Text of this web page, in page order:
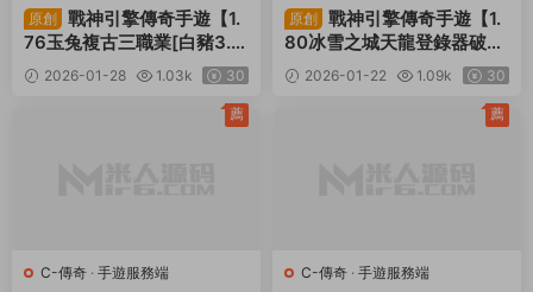
原創
戰神引擎傳奇手遊【1.
76玉兔複古三職業[白豬3.
1]】Win一鍵服務端+安卓蘋
果雙端+GM授權物品後台
2026-01-28 1.03k 30
原創
戰神引擎傳奇手遊【1.
80冰雪之城天龍登錄器破解
版】Win一鍵服務端+安卓蘋
果雙端+視頻架設教程
2026-01-22 1.09k 30
C-傳奇 · 手遊服務端
薦
C-傳奇 · 手遊服務端
薦